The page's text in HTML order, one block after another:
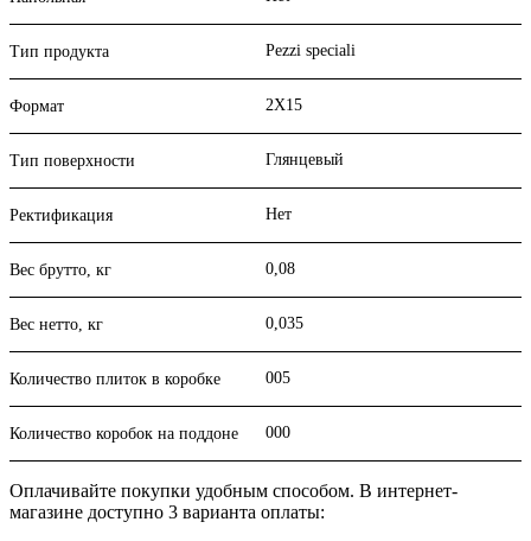
Тип продукта Pezzi speciali
Формат 2X15
Тип поверхности Глянцевый
Ректификация Нет
Вес брутто, кг 0,08
Вес нетто, кг 0,035
Количество плиток в коробке 005
Количество коробок на поддоне 000
Оплачивайте покупки удобным способом. В интернет-
магазине доступно 3 варианта оплаты: